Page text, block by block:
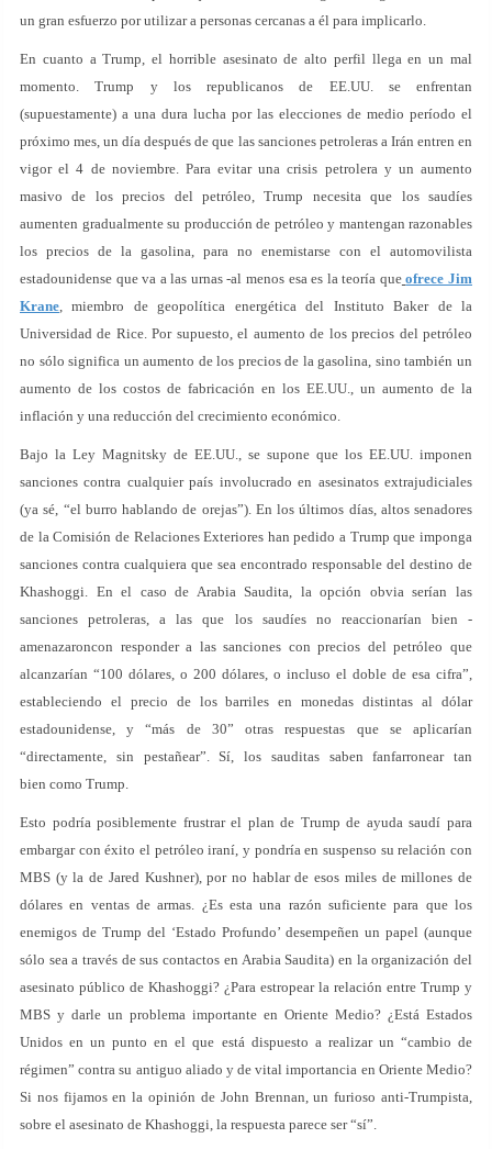
un gran esfuerzo por utilizar a personas cercanas a él para implicarlo.
En cuanto a Trump, el horrible asesinato de alto perfil llega en un mal
momento. Trump y los republicanos de EE.UU. se enfrentan
(supuestamente) a una dura lucha por las elecciones de medio período el
próximo mes, un día después de que las sanciones petroleras a Irán entren en
vigor el 4 de noviembre. Para evitar una crisis petrolera y un aumento
masivo de los precios del petróleo, Trump necesita que los saudíes
aumenten gradualmente su producción de petróleo y mantengan razonables
los precios de la gasolina, para no enemistarse con el automovilista
estadounidense que va a las urnas -al menos esa es la teoría que ofrece Jim
Krane , miembro de geopolítica energética del Instituto Baker de la
Universidad de Rice. Por supuesto, el aumento de los precios del petróleo
no sólo significa un aumento de los precios de la gasolina, sino también un
aumento de los costos de fabricación en los EE.UU., un aumento de la
inflación y una reducción del crecimiento económico.
Bajo la Ley Magnitsky de EE.UU., se supone que los EE.UU. imponen
sanciones contra cualquier país involucrado en asesinatos extrajudiciales
(ya sé, “el burro hablando de orejas”). En los últimos días, altos senadores
de la Comisión de Relaciones Exteriores han pedido a Trump que imponga
sanciones contra cualquiera que sea encontrado responsable del destino de
Khashoggi. En el caso de Arabia Saudita, la opción obvia serían las
sanciones petroleras, a las que los saudíes no reaccionarían bien -
amenazaroncon responder a las sanciones con precios del petróleo que
alcanzarían “100 dólares, o 200 dólares, o incluso el doble de esa cifra”,
estableciendo el precio de los barriles en monedas distintas al dólar
estadounidense, y “más de 30” otras respuestas que se aplicarían
“directamente, sin pestañear”. Sí, los sauditas saben fanfarronear tan
bien como Trump.
Esto podría posiblemente frustrar el plan de Trump de ayuda saudí para
embargar con éxito el petróleo iraní, y pondría en suspenso su relación con
MBS (y la de Jared Kushner), por no hablar de esos miles de millones de
dólares en ventas de armas. ¿Es esta una razón suficiente para que los
enemigos de Trump del ‘Estado Profundo’ desempeñen un papel (aunque
sólo sea a través de sus contactos en Arabia Saudita) en la organización del
asesinato público de Khashoggi? ¿Para estropear la relación entre Trump y
MBS y darle un problema importante en Oriente Medio? ¿Está Estados
Unidos en un punto en el que está dispuesto a realizar un “cambio de
régimen” contra su antiguo aliado y de vital importancia en Oriente Medio?
Si nos fijamos en la opinión de John Brennan, un furioso anti-Trumpista,
sobre el asesinato de Khashoggi, la respuesta parece ser “sí”.